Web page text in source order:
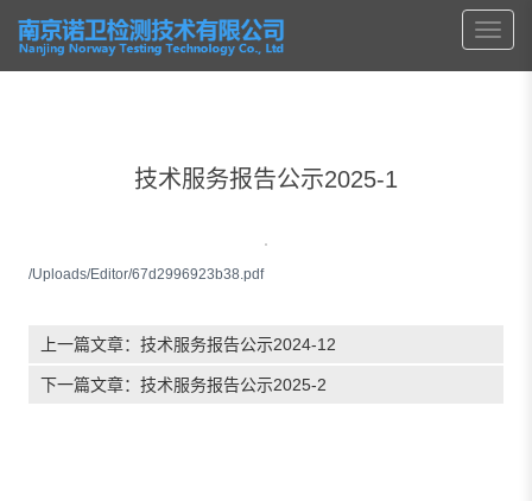
技术服务报告公示2025-1
/Uploads/Editor/67d2996923b38.pdf
上一篇文章： 技术服务报告公示2024-12
下一篇文章： 技术服务报告公示2025-2